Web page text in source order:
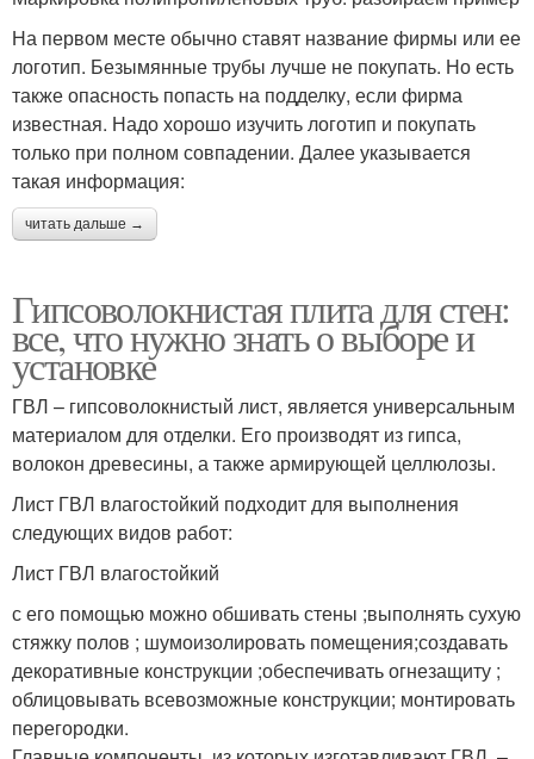
На первом месте обычно ставят название фирмы или ее
логотип. Безымянные трубы лучше не покупать. Но есть
также опасность попасть на подделку, если фирма
известная. Надо хорошо изучить логотип и покупать
только при полном совпадении. Далее указывается
такая информация:
читать дальше →
Гипсоволокнистая плита для стен:
все, что нужно знать о выборе и
установке
ГВЛ – гипсоволокнистый лист, является универсальным
материалом для отделки. Его производят из гипса,
волокон древесины, а также армирующей целлюлозы.
Лист ГВЛ влагостойкий подходит для выполнения
следующих видов работ:
Лист ГВЛ влагостойкий
с его помощью можно обшивать стены ;выполнять сухую
стяжку полов ; шумоизолировать помещения;создавать
декоративные конструкции ;обеспечивать огнезащиту ;
облицовывать всевозможные конструкции; монтировать
перегородки.